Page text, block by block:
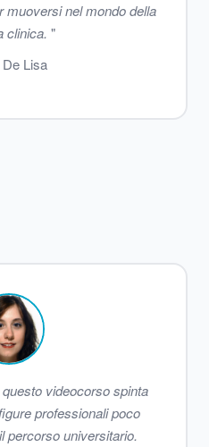
muoversi nel mondo della
clinica. "
Lisa
videocorso spinta
professionali poco
percorso universitario.